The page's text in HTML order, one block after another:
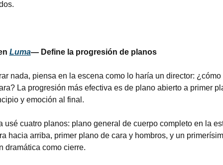
Luma— Define la progresión de planos
nada, piensa en la escena como lo haría un director:
La progresión más efectiva es de plano abierto a primer
y emoción al final.
usé cuatro planos: plano general de cuerpo completo en la
hacia arriba, primer plano de cara y hombros, y un
dramática como cierre.